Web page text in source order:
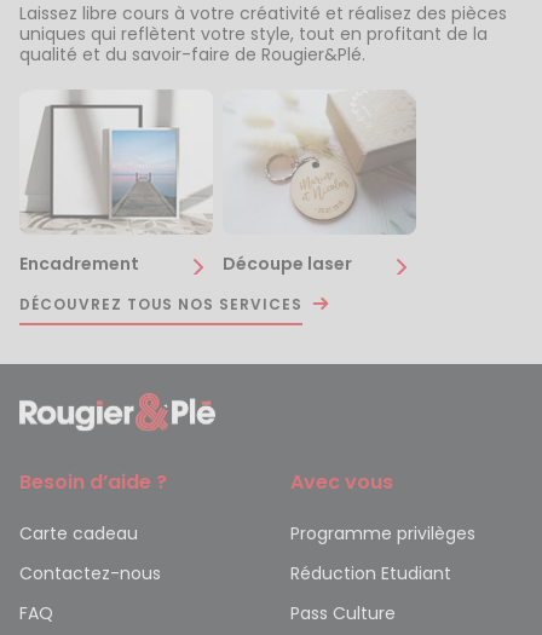
Laissez libre cours à votre créativité et réalisez des pièces
uniques qui reflètent votre style, tout en profitant de la
qualité et du savoir-faire de Rougier&Plé.
Encadrement Découpe laser
DÉCOUVREZ TOUS NOS SERVICES
Besoin d’aide ?
Carte cadeau
Contactez-nous
FAQ
Avec vous
Programme privilèges
Réduction Etudiant
Pass Culture